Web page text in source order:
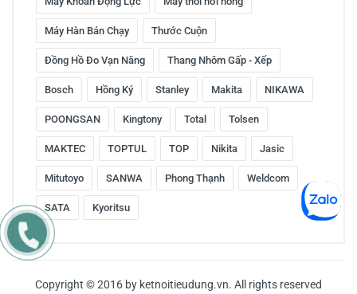
Máy Hàn Bán Chạy Thước Cuộn
Đồng Hồ Đo Vạn Năng Thang Nhôm Gấp - Xếp
Bosch Hồng Ký Stanley Makita NIKAWA
POONGSAN Kingtony Total Tolsen
MAKTEC TOPTUL TOP Nikita Jasic
Mitutoyo SANWA Phong Thạnh Weldcom
SATA Kyoritsu
Copyright © 2016 by ketnoitieudung.vn. All rights reserved